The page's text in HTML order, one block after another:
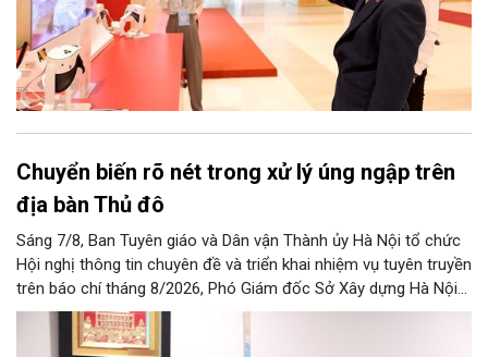
Chuyển biến rõ nét trong xử lý úng ngập trên
địa bàn Thủ đô
Sáng 7/8, Ban Tuyên giáo và Dân vận Thành ủy Hà Nội tổ chức
Hội nghị thông tin chuyên đề và triển khai nhiệm vụ tuyên truyền
trên báo chí tháng 8/2026, Phó Giám đốc Sở Xây dựng Hà Nội
Trương Hải Long đã thông tin về việc tổ chức triển khai thực
hiện các giải pháp về xử lý úng ngập trên địa bàn thành phố.